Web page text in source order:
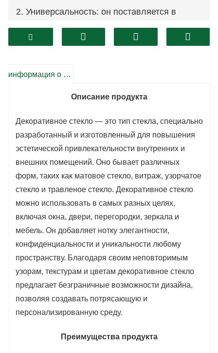
2. Универсальность: он поставляется в
широком диапазоне узоров, текстур и
цветов, что обеспечивает безграничные
3. Конфиденциальность: декоративное
стекло можно использовать для создания
передачи естественного света.
информация о продукте
Описание продукта
Декоративное стекло — это тип стекла, специально
разработанный и изготовленный для повышения
эстетической привлекательности внутренних и
внешних помещений. Оно бывает различных
форм, таких как матовое стекло, витраж, узорчатое
стекло и травленое стекло. Декоративное стекло
можно использовать в самых разных целях,
включая окна, двери, перегородки, зеркала и
мебель. Он добавляет нотку элегантности,
конфиденциальности и уникальности любому
пространству. Благодаря своим неповторимым
узорам, текстурам и цветам декоративное стекло
предлагает безграничные возможности дизайна,
позволяя создавать потрясающую и
персонализированную среду.
Преимущества продукта